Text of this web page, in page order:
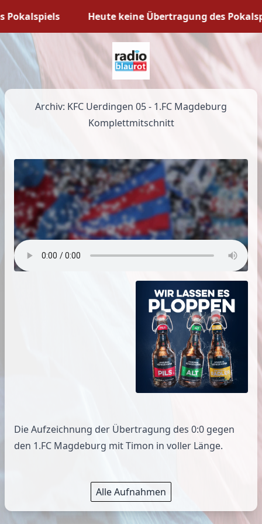
Heute keine Übertragung des
Archiv: KFC Uerdingen 05 - 1.FC Magdeburg
Komplettmitschnitt
Die Aufzeichnung der Übertragung des 0:0 gegen
den 1.FC Magdeburg mit Timon in voller Länge.
Alle Aufnahmen